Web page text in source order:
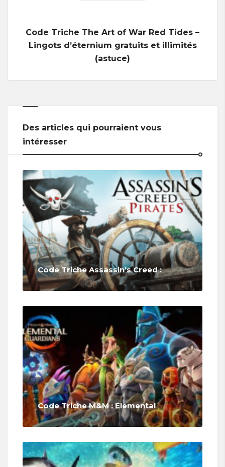
Code Triche The Art of War Red Tides –
Lingots d’éternium gratuits et illimités
(astuce)
Des articles qui pourraient vous
intéresser
Code Triche Assassin's Creed :
Code Triche M&M : Elemental